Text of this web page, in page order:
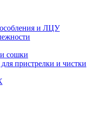
и ЛЦУ
сошки
пристрелки и чистки